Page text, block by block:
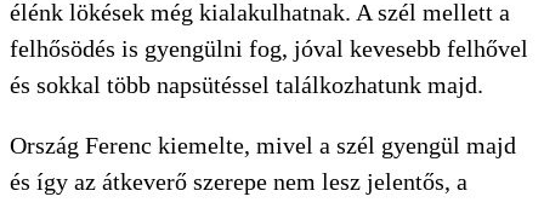
élénk lökések még kialakulhatnak. A szél mellett a
felhősödés is gyengülni fog, jóval kevesebb felhővel
és sokkal több napsütéssel találkozhatunk majd.
Ország Ferenc kiemelte, mivel a szél gyengül majd
és így az átkeverő szerepe nem lesz jelentős, a